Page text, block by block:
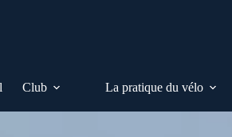
Club La pratique du vélo